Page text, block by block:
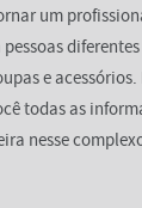
um
e
todas as
nesse